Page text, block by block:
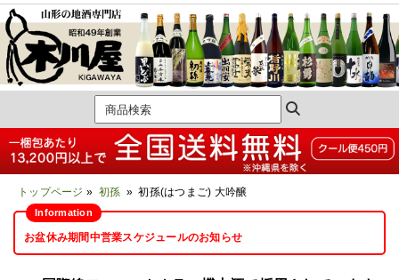
トップページ » 初孫 » 初孫(はつまご) 大吟醸
お盆休み期間中営業スケジュールのお知らせ